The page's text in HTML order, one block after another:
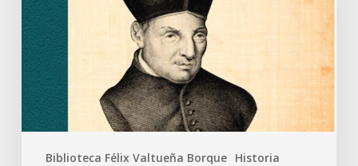
Biblioteca Félix Valtueña Borque Historia